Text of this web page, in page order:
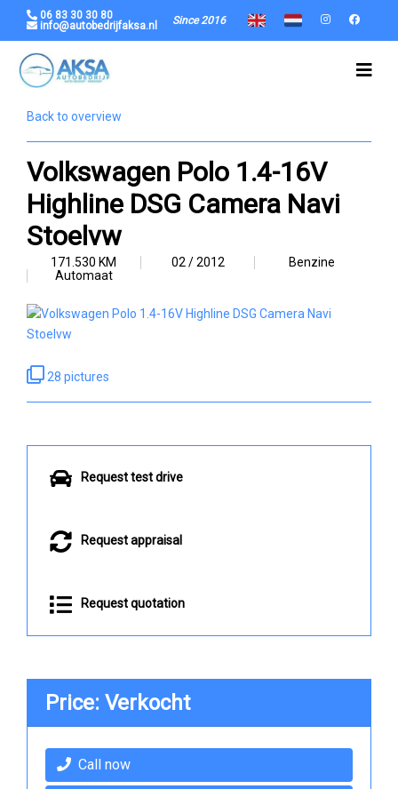
06 83 30 30 80
info@autobedrijfaksa.nl
Since 2016
Back to overview
Volkswagen Polo 1.4-16V
Highline DSG Camera Navi
Stoelvw
171.530 KM 02 / 2012
Benzine
Automaat
28 pictures
Request test drive
Request appraisal
Request quotation
Price: Verkocht
Call now